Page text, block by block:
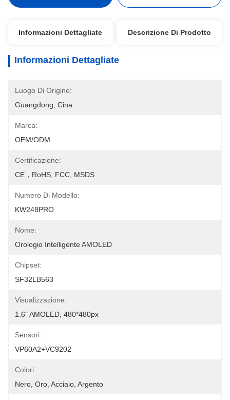
Informazioni Dettagliate Descrizione Di Prodotto
Informazioni Dettagliate
Luogo Di Origine:
Guangdong, Cina
Marca:
OEM/ODM
Certificazione:
CE，RoHS, FCC, MSDS
Numero Di Modello:
KW248PRO
Nome:
Orologio Intelligente AMOLED
Chipset:
SF32LB563
Visualizzazione:
1.6" AMOLED, 480*480px
Sensori:
VP60A2+VC9202
Colori:
Nero, Oro, Acciaio, Argento